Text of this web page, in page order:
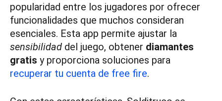
popularidad entre los jugadores por ofrecer
funcionalidades que muchos consideran
esenciales. Esta app permite ajustar la
sensibilidad del juego, obtener diamantes
gratis y proporciona soluciones para
recuperar tu cuenta de free fire.